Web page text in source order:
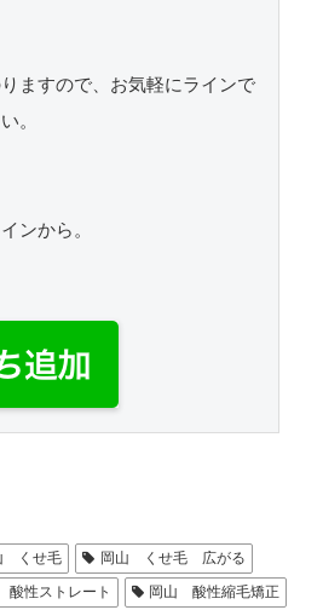
ますので、お気軽にラインで
。
ンから。
くせ毛
岡山 くせ毛 広がる
性ストレート
岡山 酸性縮毛矯正